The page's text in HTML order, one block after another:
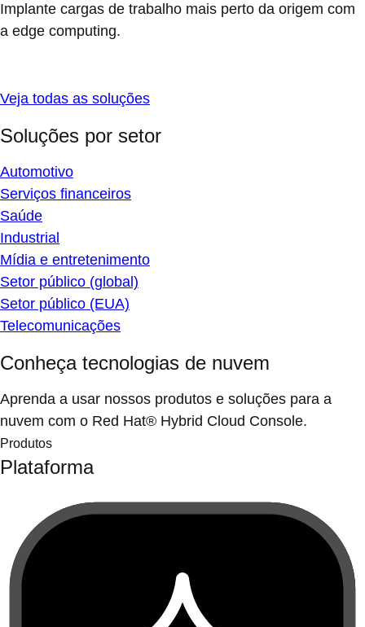
Implante cargas de trabalho mais perto da origem com
a edge computing.
Veja todas as soluções
Soluções por setor
Automotivo
Serviços financeiros
Saúde
Industrial
Mídia e entretenimento
Setor público (global)
Setor público (EUA)
Telecomunicações
Conheça tecnologias de nuvem
Aprenda a usar nossos produtos e soluções para a
nuvem com o Red Hat® Hybrid Cloud Console.
Produtos
Plataforma